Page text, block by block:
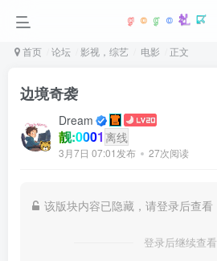
首页 论坛 影视，综艺 电影 正文
边境奇袭
Dream
靓:0001 离线
3月7日 07:01发布 27次阅读
该版块内容已隐藏，请登录后查看
登录后继续查看